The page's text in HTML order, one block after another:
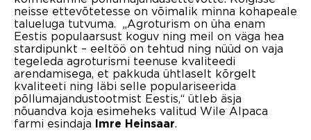
neisse ettevõtetesse on võimalik minna kohapeale
talueluga tutvuma. „Agroturism on üha enam
Eestis populaarsust koguv ning meil on väga hea
stardipunkt – eeltöö on tehtud ning nüüd on vaja
tegeleda agroturismi teenuse kvaliteedi
arendamisega, et pakkuda ühtlaselt kõrgelt
kvaliteeti ning läbi selle populariseerida
põllumajandustootmist Eestis,“ ütleb äsja
nõuandva koja esimeheks valitud Wile Alpaca
farmi esindaja
Imre Heinsaar